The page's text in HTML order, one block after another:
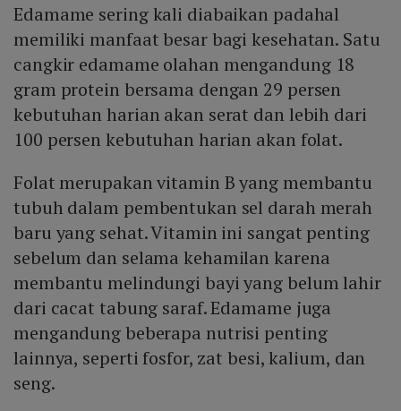
Edamame sering kali diabaikan padahal
memiliki manfaat besar bagi kesehatan. Satu
cangkir edamame olahan mengandung 18
gram protein bersama dengan 29 persen
kebutuhan harian akan serat dan lebih dari
100 persen kebutuhan harian akan folat.
Folat merupakan vitamin B yang membantu
tubuh dalam pembentukan sel darah merah
baru yang sehat. Vitamin ini sangat penting
sebelum dan selama kehamilan karena
membantu melindungi bayi yang belum lahir
dari cacat tabung saraf. Edamame juga
mengandung beberapa nutrisi penting
lainnya, seperti fosfor, zat besi, kalium, dan
seng.